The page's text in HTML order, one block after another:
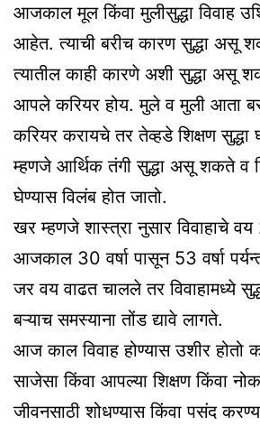
आजकाल मूल किंवा मुलीसुद्धा विवाह
आहेत. त्याची बरीच कारण सुद्धा असू
त्यातील काही कारणे अशी सुद्धा असू
आपले करियर होय. मुले व मुली आता
करियर करायचे तर तेव्हडे शिक्षण सुद्धा
म्हणजे आर्थिक तंगी सुद्धा असू शकते व
घेण्यास विलंब होत जातो.
खर म्हणजे शास्त्रा नुसार विवाहाचे
आजकाल 30 वर्षा पासून 53 वर्षा
जर वय वाढत चालले तर विवाहामध्ये
बऱ्याच समस्याना तोंड द्यावे लागते.
आज काल विवाह होण्यास उशीर होतो
साजेसा किंवा आपल्या शिक्षण किंवा
जीवनसाठी शोधण्यास किंवा पसंद